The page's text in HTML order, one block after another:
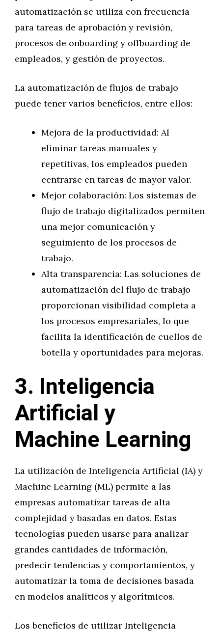
automatización se utiliza con frecuencia
para tareas de aprobación y revisión,
procesos de onboarding y offboarding de
empleados, y gestión de proyectos.
La automatización de flujos de trabajo
puede tener varios beneficios, entre ellos:
Mejora de la productividad: Al
eliminar tareas manuales y
repetitivas, los empleados pueden
centrarse en tareas de mayor valor.
Mejor colaboración: Los sistemas de
flujo de trabajo digitalizados permiten
una mejor comunicación y
seguimiento de los procesos de
trabajo.
Alta transparencia: Las soluciones de
automatización del flujo de trabajo
proporcionan visibilidad completa a
los procesos empresariales, lo que
facilita la identificación de cuellos de
botella y oportunidades para mejoras.
3. Inteligencia
Artificial y
Machine Learning
La utilización de Inteligencia Artificial (IA) y
Machine Learning (ML) permite a las
empresas automatizar tareas de alta
complejidad y basadas en datos. Estas
tecnologías pueden usarse para analizar
grandes cantidades de información,
predecir tendencias y comportamientos, y
automatizar la toma de decisiones basada
en modelos analíticos y algorítmicos.
Los beneficios de utilizar Inteligencia